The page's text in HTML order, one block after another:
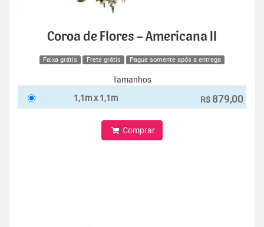
Coroa de Flores – Americana II
Faixa grátis Frete grátis Pague somente após a entrega
Tamanhos
1,1m x 1,1m
R$ 879,00
Comprar